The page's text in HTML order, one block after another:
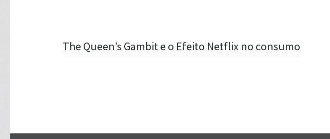
PostThe Queen’s Gambit e o Efeito Netflix no consumo